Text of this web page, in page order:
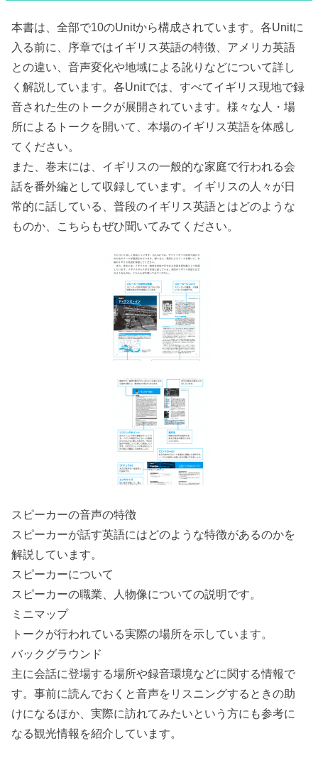
本書は、全部で10のUnitから構成されています。各Unitに
入る前に、序章ではイギリス英語の特徴、アメリカ英語
との違い、音声変化や地域による訛りなどについて詳し
く解説しています。各Unitでは、すべてイギリス現地で録
音された生のトークが展開されています。様々な人・場
所によるトークを開いて、本場のイギリス英語を体感し
てください。
また、巻末には、イギリスの一般的な家庭で行われる会
話を番外編として収録しています。イギリスの人々が日
常的に話している、普段のイギリス英語とはどのような
ものか、こちらもぜひ聞いてみてください。
スピーカーの音声の特徴
スピーカーが話す英語にはどのような特徴があるのかを
解説しています。
スピーカーについて
スピーカーの職業、人物像についての説明です。
ミニマップ
トークが行われている実際の場所を示しています。
バックグラウンド
主に会話に登場する場所や録音環境などに関する情報で
す。事前に読んでおくと音声をリスニングするときの助
けになるほか、実際に訪れてみたいという方にも参考に
なる観光情報を紹介しています。